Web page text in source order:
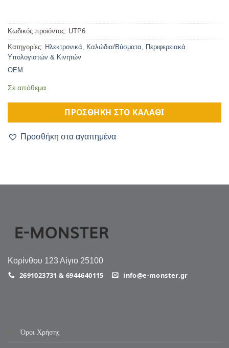
Κωδικός προϊόντος: UTP6
Κατηγορίες: Ηλεκτρονικά Καλώδια/Βύσματα
Περιφερειακά
Υπολογιστών & Κινητών
OEM
Σε απόθεμα
ΠΡΟΣΘΉΚΗ ΣΤΟ ΚΑΛΆΘΙ
Προσθήκη στα αγαπημένα
Κορίνθου 123 Αίγιο 25100
2691023731 & 6944640115 info@e-monster.gr
Όροι Χρήσης